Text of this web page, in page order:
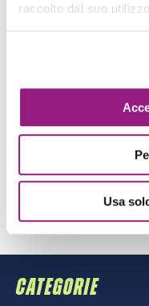
raccolto dal suo
Usa
Ormai da tempo si
che nella prima
CATEGORIE